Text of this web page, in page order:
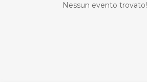
Nessun evento trovato!